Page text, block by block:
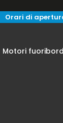
Orari di
Motori